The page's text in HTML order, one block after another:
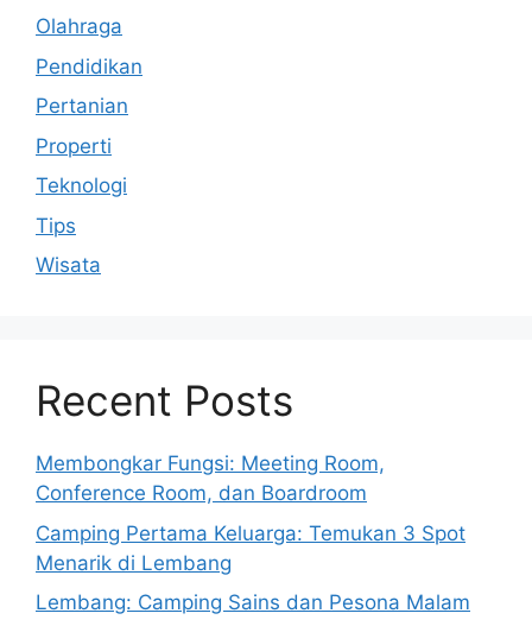
Olahraga
Pendidikan
Pertanian
Properti
Teknologi
Tips
Wisata
Recent Posts
Membongkar Fungsi: Meeting Room,
Conference Room, dan Boardroom
Camping Pertama Keluarga: Temukan 3 Spot
Menarik di Lembang
Lembang: Camping Sains dan Pesona Malam